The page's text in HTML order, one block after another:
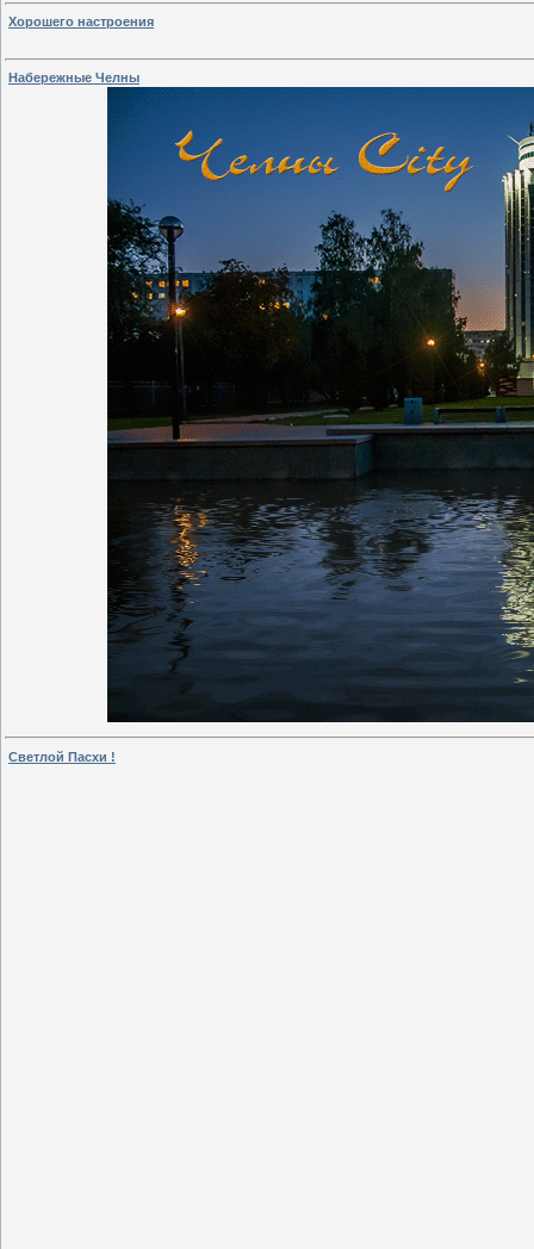
Хорошего настроения
Набережные Челны
Светлой Пасхи !